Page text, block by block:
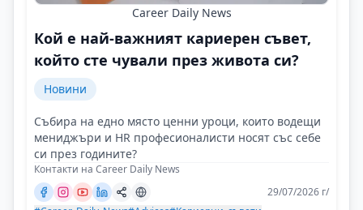
Career Daily News
Кой е най-важният кариерен съвет,
който сте чували през живота си?
Новини
Събира на едно място ценни уроци, които водещи
мениджъри и HR професионалисти носят със себе
си през годините?
Контакти на Career Daily News
29/07/2026 г/